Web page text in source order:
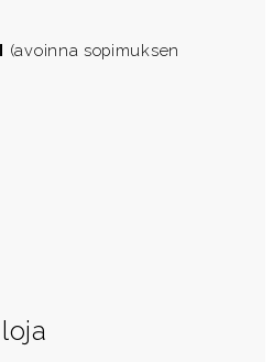
(avoinna sopimuksen